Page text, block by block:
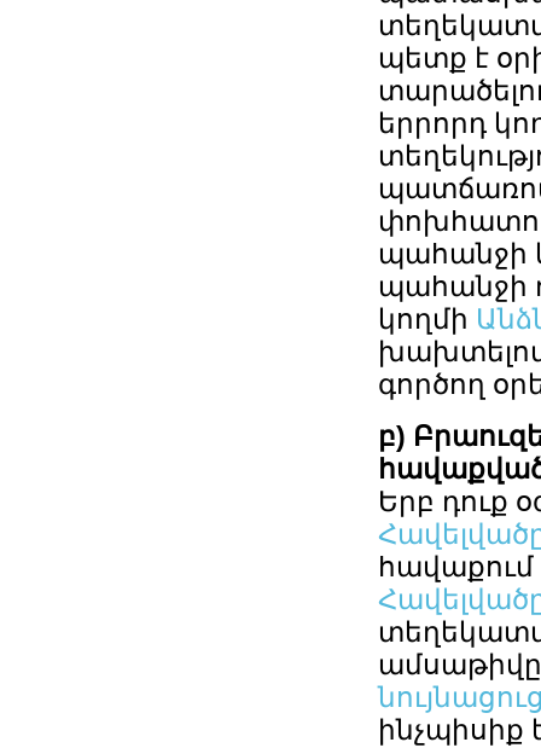
պետք է
երրորդ
պահանջի
պահանջի
կողմի
գործող
բ)
Երբ դուք
հավաքում
ինչպիսիք